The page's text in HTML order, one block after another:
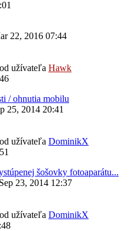
22, 2016 07:44
od užívateľa Hawk
/ ohnutia mobilu
25, 2014 20:41
od užívateľa DominikX
šošovky fotoaparátu...
23, 2014 12:37
od užívateľa DominikX